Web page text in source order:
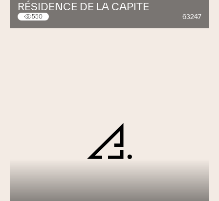
RÉSIDENCE DE LA CAPITE
550 63247